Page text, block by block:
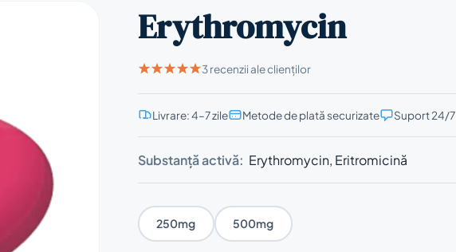
Erythromycin
3 recenzii ale clienților
Livrare: 4–7 zile Metode de plată securizate Suport 24/7
Substanță activă: Erythromycin, Eritromicină
250mg 500mg